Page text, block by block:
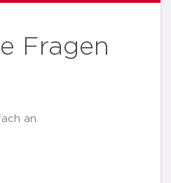
Fragen
an.